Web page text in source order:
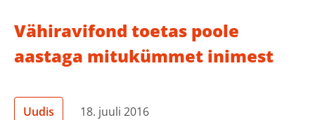
Kuidas aidata?
Abivajajale
Vähiravifond toetas poole
aastaga mitukümmet inimest
Uudis 18. juuli 2016